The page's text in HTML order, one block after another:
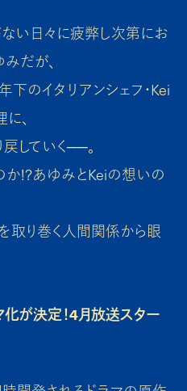
い日々に疲弊し次第にお
だが、
下のイタリアンシェフ・Kei
、
していく──。
か!?あゆみとKeiの想いの
取り巻く人間関係から眼
が決定！4月放送スター